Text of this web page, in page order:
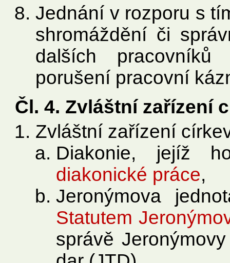
Jednání v rozporu s
shromáždění či
dalších
porušení pracovní
Čl. 4. Zvláštní zařízení
Zvláštní zařízení
Diakonie, jejíž
diakonické práce,
Jeronýmova
Statutem
správě